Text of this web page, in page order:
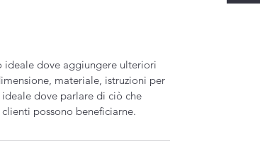
dove aggiungere ulteriori
materiale, istruzioni per
dove parlare di ciò che
possono beneficiarne.